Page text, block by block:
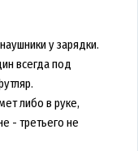
у зарядки.
всегда под
либо в руке,
- третьего не